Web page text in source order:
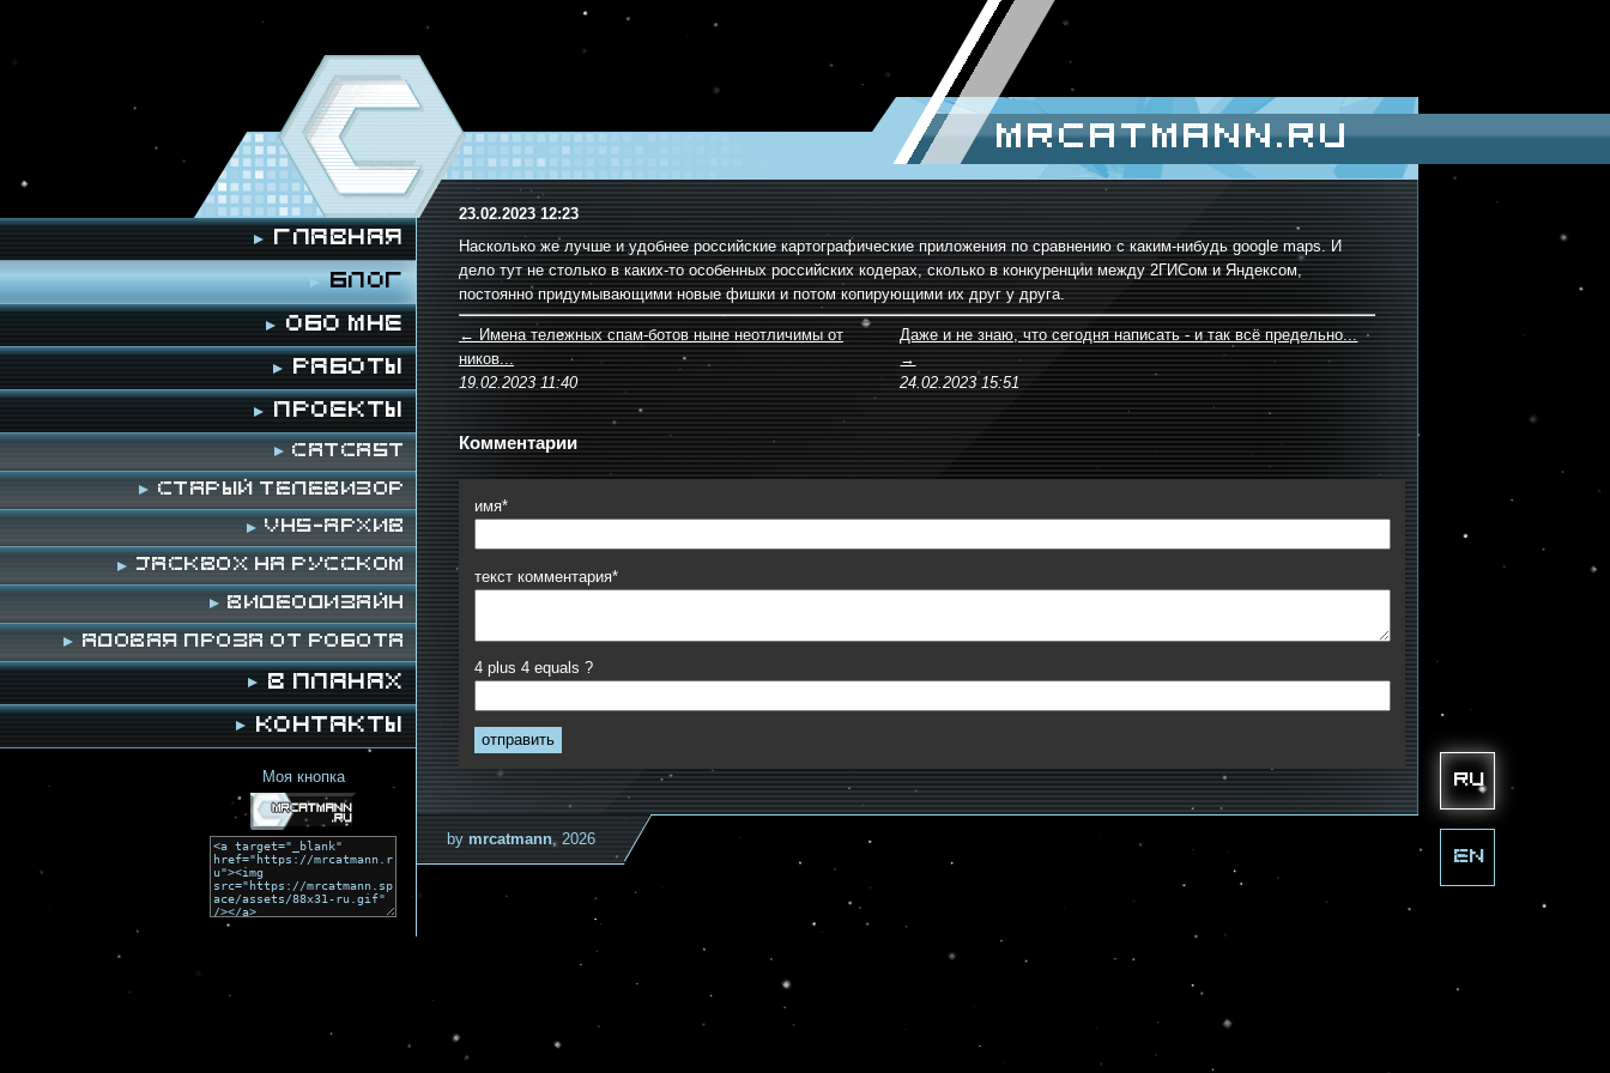
mrcatmann.ru
Главная
Блог
Обо мне
Работы
Проекты
Catcast
Старый телевизор
VHS-архив
Jackbox на русском
Видеодизайн
Адовая проза от робота
В планах
Контакты
Моя кнопка
23.02.2023 12:23
Насколько же лучше и удобнее российские картографические приложения по сравнению с каким-нибудь google maps. И
дело тут не столько в каких-то особенных российских кодерах, сколько в конкуренции между 2ГИСом и Яндексом,
постоянно придумывающими новые фишки и потом копирующими их друг у друга.
← Имена тележных спам-ботов ныне неотличимы от
ников...
19.02.2023 11:40
Даже и не знаю, что сегодня написать - и так всё предельно...
→
24.02.2023 15:51
Комментарии
имя*
текст комментария*
4 plus 4 equals ?
отправить
bymrcatmann, 2026
ru
en